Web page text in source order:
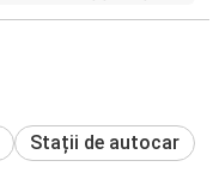
Stații de autocar